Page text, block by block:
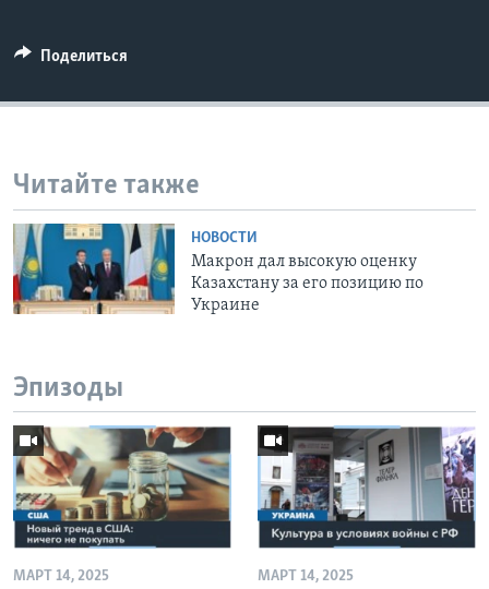
Поделиться
Читайте также
НОВОСТИ
Макрон дал высокую оценку
Казахстану за его позицию по
Украине
Эпизоды
МАРТ 14, 2025 МАРТ 14, 2025